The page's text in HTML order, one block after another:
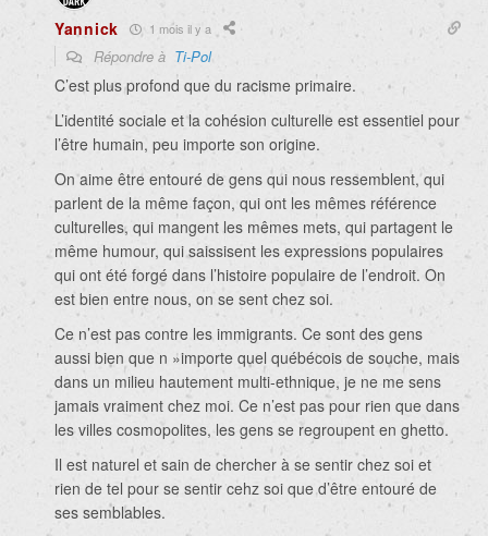
Yannick 1 mois il y a
Répondre à Ti-Pol
C’est plus profond que du racisme primaire.
L’identité sociale et la cohésion culturelle est essentiel pour
l’être humain, peu importe son origine.
On aime être entouré de gens qui nous ressemblent, qui
parlent de la même façon, qui ont les mêmes référence
culturelles, qui mangent les mêmes mets, qui partagent le
même humour, qui saissisent les expressions populaires
qui ont été forgé dans l’histoire populaire de l’endroit. On
est bien entre nous, on se sent chez soi.
Ce n’est pas contre les immigrants. Ce sont des gens
aussi bien que n »importe quel québécois de souche, mais
dans un milieu hautement multi-ethnique, je ne me sens
jamais vraiment chez moi. Ce n’est pas pour rien que dans
les villes cosmopolites, les gens se regroupent en ghetto.
Il est naturel et sain de chercher à se sentir chez soi et
rien de tel pour se sentir cehz soi que d’être entouré de
ses semblables.